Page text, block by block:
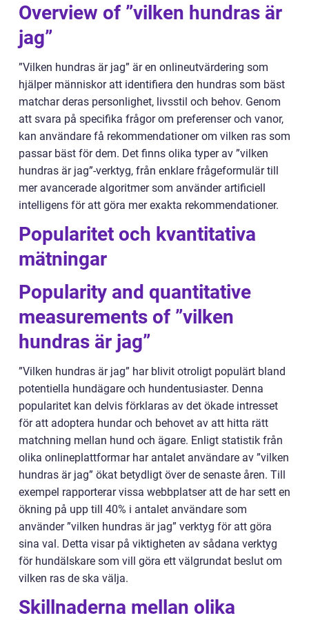
Overview of ”vilken hundras är
jag”
”Vilken hundras är jag” är en onlineutvärdering som
hjälper människor att identifiera den hundras som bäst
matchar deras personlighet, livsstil och behov. Genom
att svara på specifika frågor om preferenser och vanor,
kan användare få rekommendationer om vilken ras som
passar bäst för dem. Det finns olika typer av ”vilken
hundras är jag”-verktyg, från enklare frågeformulär till
mer avancerade algoritmer som använder artificiell
intelligens för att göra mer exakta rekommendationer.
Popularitet och kvantitativa
mätningar
Popularity and quantitative
measurements of ”vilken
hundras är jag”
”Vilken hundras är jag” har blivit otroligt populärt bland
potentiella hundägare och hundentusiaster. Denna
popularitet kan delvis förklaras av det ökade intresset
för att adoptera hundar och behovet av att hitta rätt
matchning mellan hund och ägare. Enligt statistik från
olika onlineplattformar har antalet användare av ”vilken
hundras är jag” ökat betydligt över de senaste åren. Till
exempel rapporterar vissa webbplatser att de har sett en
ökning på upp till 40% i antalet användare som
använder ”vilken hundras är jag” verktyg för att göra
sina val. Detta visar på viktigheten av sådana verktyg
för hundälskare som vill göra ett välgrundat beslut om
vilken ras de ska välja.
Skillnaderna mellan olika